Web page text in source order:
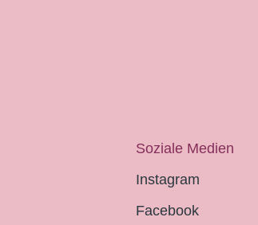
Soziale Medien
Instagram
Facebook